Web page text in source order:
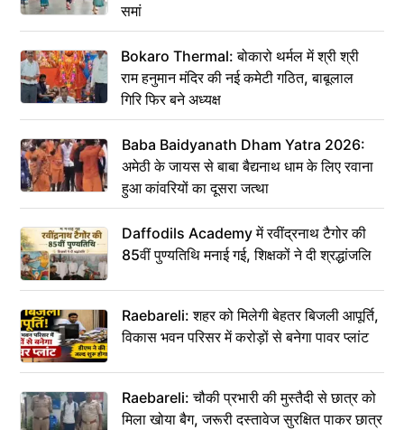
समां
Bokaro Thermal: बोकारो थर्मल में श्री श्री
राम हनुमान मंदिर की नई कमेटी गठित, बाबूलाल
गिरि फिर बने अध्यक्ष
Baba Baidyanath Dham Yatra 2026:
अमेठी के जायस से बाबा बैद्यनाथ धाम के लिए रवाना
हुआ कांवरियों का दूसरा जत्था
Daffodils Academy में रवींद्रनाथ टैगोर की
85वीं पुण्यतिथि मनाई गई, शिक्षकों ने दी श्रद्धांजलि
Raebareli: शहर को मिलेगी बेहतर बिजली आपूर्ति,
विकास भवन परिसर में करोड़ों से बनेगा पावर प्लांट
Raebareli: चौकी प्रभारी की मुस्तैदी से छात्र को
मिला खोया बैग, जरूरी दस्तावेज सुरक्षित पाकर छात्र